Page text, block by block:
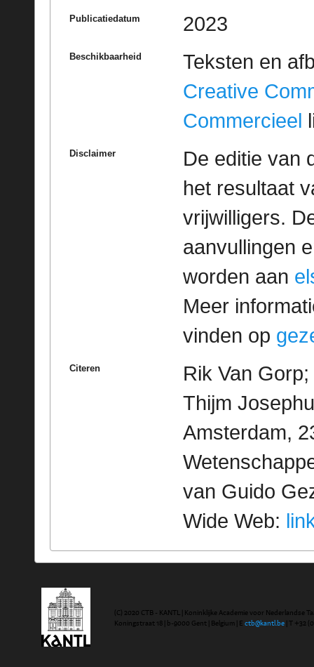
Publicatiedatum 2023
Beschikbaarheid
Teksten en
Creative
Commercieel
Disclaimer
De editie van
het resultaat
vrijwilligers.
aanvullingen
worden aan
Meer
vinden op
Citeren
Rik Van
Thijm
Amsterdam,
van Guido
Wide Web:
(C) 2020 CTB - KANTL | Koninklijke Academie voor Nederlandse
Koningstraat 18 | b-9000 Gent | Belgium | E ctb@kantl.be | T +32